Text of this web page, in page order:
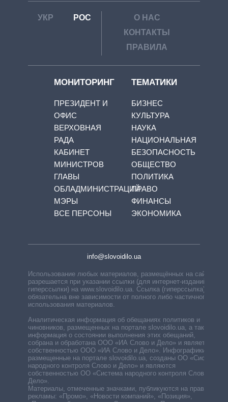
УКР РОС
О НАС
КОНТАКТЫ
ПРАВИЛА
МОНИТОРИНГ
ПРЕЗИДЕНТ И
ОФИС
ВЕРХОВНАЯ
РАДА
КАБИНЕТ
МИНИСТРОВ
ГЛАВЫ
ОБЛАДМИНИСТРАЦИЙ
МЭРЫ
ВСЕ ПЕРСОНЫ
ТЕМАТИКИ
БИЗНЕС
КУЛЬТУРА
НАУКА
НАЦИОНАЛЬНАЯ
БЕЗОПАСНОСТЬ
ОБЩЕСТВО
ПОЛИТИКА
ПРАВО
ФИНАНСЫ
ЭКОНОМИКА
info@slovoidilo.ua
Использование любых материалов, размещённых на сайте,
разрешается при указании ссылки (для интернет-изданий —
гиперссылки) на www.slovoidilo.ua. Ссылка (гиперссылка)
обязательна вне зависимости от полного либо частичного
использования материалов.
Аналитическая информация об обещаниях политиков и
чиновников, размещенных на портале slovoidilo.ua, а также
информация о состоянии выполнения этих обещаний,
собрана и обработана ООО «ИА Слово и Дело» и является
собственностью ООО «ИА Слово и Дело». Инфографики,
размещенные на портале slovoidilo.ua, созданы ОО «Система
народного контроля Слово и Дело» и являются
собственностью ОО «Система народного контроля Слово и
Дело».
Материалы, отмеченные значками, публикуются на правах
рекламы: «Промо», «Новости компаний», «Позиция»,